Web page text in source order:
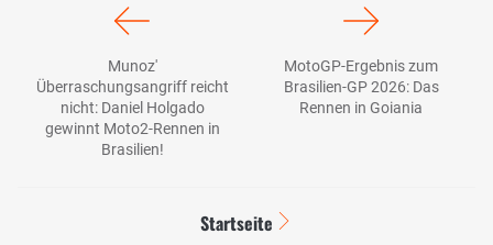
Munoz'
Überraschungsangriff reicht
nicht: Daniel Holgado
gewinnt Moto2-Rennen in
Brasilien!
MotoGP-Ergebnis zum
Brasilien-GP 2026: Das
Rennen in Goiania
Startseite